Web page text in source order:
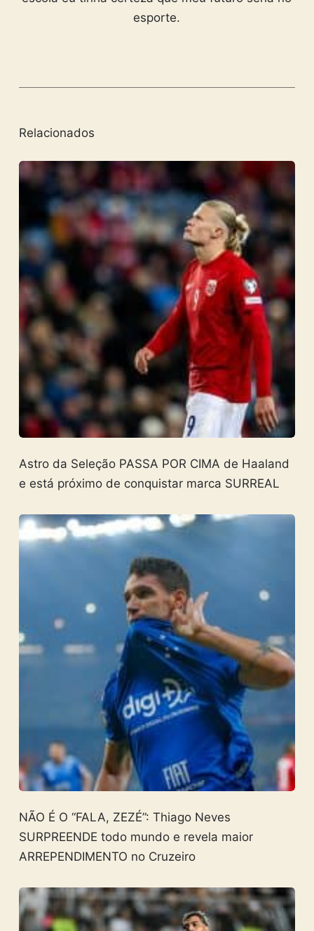
esporte.
Relacionados
Astro da Seleção PASSA POR CIMA de Haaland
e está próximo de conquistar marca SURREAL
NÃO É O “FALA, ZEZÉ”: Thiago Neves
SURPREENDE todo mundo e revela maior
ARREPENDIMENTO no Cruzeiro